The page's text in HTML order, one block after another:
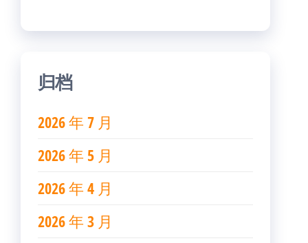
归档
2026 年 7 月
2026 年 5 月
2026 年 4 月
2026 年 3 月